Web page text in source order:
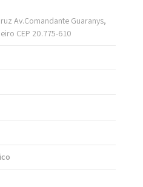
Av.Comandante Guaranys,
CEP 20.775-610